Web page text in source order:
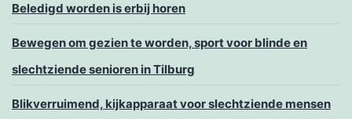
Beledigd worden is erbij horen
Bewegen om gezien te worden, sport voor blinde en
slechtziende senioren in Tilburg
Blikverruimend, kijkapparaat voor slechtziende mensen